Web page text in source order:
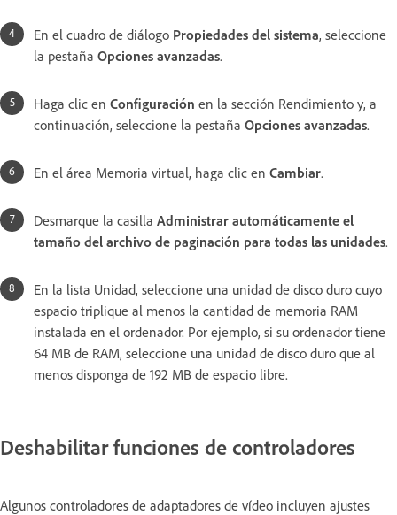
En el cuadro de diálogo Propiedades del sistema, seleccione
la pestaña Opciones avanzadas.
Haga clic en Configuración en la sección Rendimiento y, a
continuación, seleccione la pestaña Opciones avanzadas.
En el área Memoria virtual, haga clic en Cambiar.
Desmarque la casilla Administrar automáticamente el
tamaño del archivo de paginación para todas las unidades.
En la lista Unidad, seleccione una unidad de disco duro cuyo
espacio triplique al menos la cantidad de memoria RAM
instalada en el ordenador. Por ejemplo, si su ordenador tiene
64 MB de RAM, seleccione una unidad de disco duro que al
menos disponga de 192 MB de espacio libre.
Deshabilitar funciones de controladores
Algunos controladores de adaptadores de vídeo incluyen ajustes